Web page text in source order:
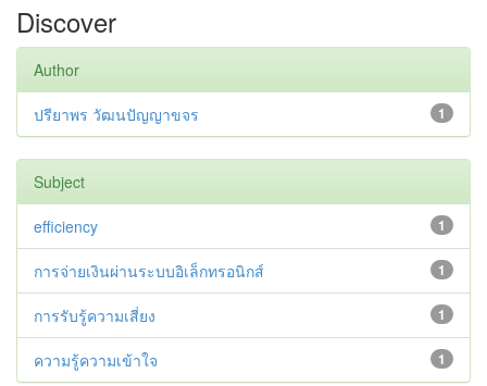
Discover
Author
1
ปรียาพร วัฒนปัญญาขจร
Subject
1
efficiency
1
การจ่ายเงินผ่านระบบอิเล็กทรอนิกส์
1
การรับรู้ความเสี่ยง
1
ความรู้ความเข้าใจ